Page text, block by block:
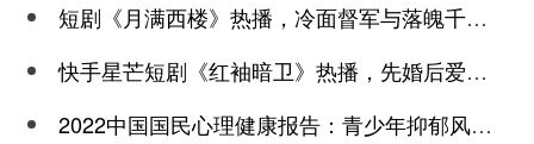
短剧《月满西楼》热播，冷面督军与落魄千金谱写民国传奇
快手星芒短剧《红袖暗卫》热播，先婚后爱诠释别样浪漫
2022中国国民心理健康报告：青少年抑郁风险高于成年